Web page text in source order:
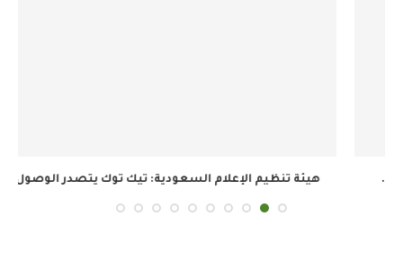
هيئة تنظيم الإعلام السعودية: تيك توك يتصدر الوصول...